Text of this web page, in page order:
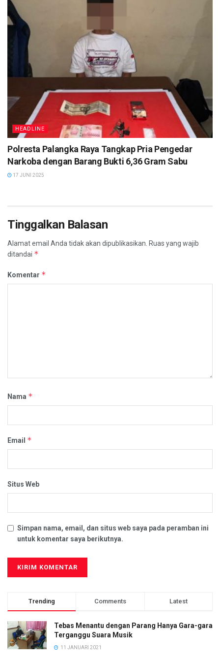
HEADLINE
Polresta Palangka Raya Tangkap Pria Pengedar
Narkoba dengan Barang Bukti 6,36 Gram Sabu
17 JUNI 2025
Tinggalkan Balasan
Alamat email Anda tidak akan dipublikasikan. Ruas yang wajib
ditandai *
Komentar *
Nama *
Email *
Situs Web
Simpan nama, email, dan situs web saya pada peramban ini
untuk komentar saya berikutnya.
Trending Comments Latest
Tebas Menantu dengan Parang Hanya Gara-gara
Terganggu Suara Musik
11 JANUARI 2021